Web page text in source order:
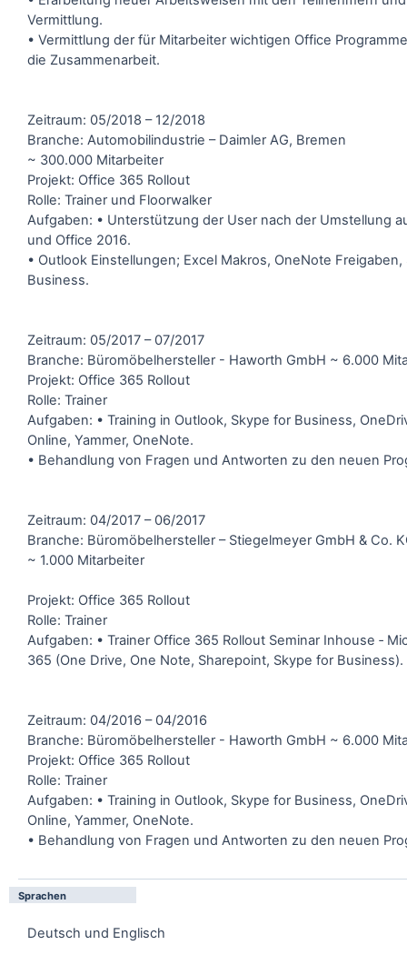
Vermittlung.
• Vermittlung der für Mitarbeiter wichtigen Office
die Zusammenarbeit.
Zeitraum: 05/2018 – 12/2018
Branche: Automobilindustrie – Daimler AG, Bremen
~ 300.000 Mitarbeiter
Projekt: Office 365 Rollout
Rolle: Trainer und Floorwalker
Aufgaben: • Unterstützung der User nach der Umstellung
und Office 2016.
• Outlook Einstellungen; Excel Makros, OneNote Freigaben,
Business.
Zeitraum: 05/2017 – 07/2017
Branche: Büromöbelhersteller - Haworth GmbH ~ 6.000
Projekt: Office 365 Rollout
Rolle: Trainer
Aufgaben: • Training in Outlook, Skype for Business,
Online, Yammer, OneNote.
• Behandlung von Fragen und Antworten zu den neuen
Zeitraum: 04/2017 – 06/2017
Branche: Büromöbelhersteller – Stiegelmeyer GmbH & Co.
~ 1.000 Mitarbeiter
Projekt: Office 365 Rollout
Rolle: Trainer
Aufgaben: • Trainer Office 365 Rollout Seminar Inhouse ‐
365 (One Drive, One Note, Sharepoint, Skype for Business).
Zeitraum: 04/2016 – 04/2016
Branche: Büromöbelhersteller - Haworth GmbH ~ 6.000
Projekt: Office 365 Rollout
Rolle: Trainer
Aufgaben: • Training in Outlook, Skype for Business,
Online, Yammer, OneNote.
• Behandlung von Fragen und Antworten zu den neuen
Sprachen
Deutsch und Englisch